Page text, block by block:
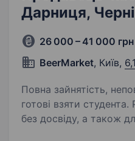
Дарниця,
26 000 – 41 000 грн
BeerMarket, Київ,
Повна зайнятість,
готові взяти студента. Робота для СТУДЕНТІВ
без досвіду, а також